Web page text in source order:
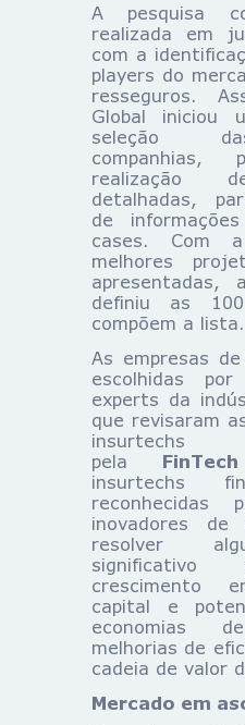
A pesquisa
realizada em
com a
players do
resseguros.
Global iniciou
seleção
realização
detalhadas,
de
cases. Com
melhores
apresentadas,
definiu as
compõem a lista.
As empresas
escolhidas
experts da
que revisaram
insurtechs
pela
insurtechs
reconhecidas
inovadores de
resolver
significativo
crescimento
capital e
economias
melhorias de
cadeia de valor
Mercado em